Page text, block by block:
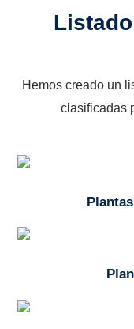
Hemos creado un
clasificadas